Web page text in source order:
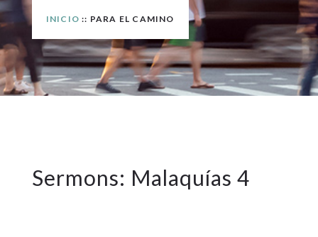
INICIO :: PARA EL CAMINO
Sermons: Malaquías 4